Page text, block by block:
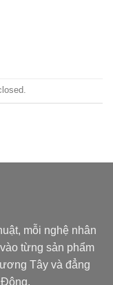
mỗi nghệ nhân
từng sản phẩm
Tây và đẳng